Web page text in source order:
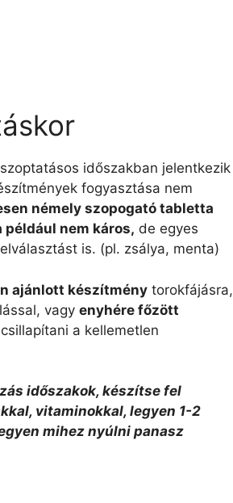
időszakban jelentkezik
fogyasztása nem
némely szopogató tabletta
például nem káros, de egyes
is. (pl. zsálya, menta)
ajánlott készítmény torokfájásra,
vagy enyhére főzött
a kellemetlen
időszakok, készítse fel
vitaminokkal, legyen 1-2
mihez nyúlni panasz